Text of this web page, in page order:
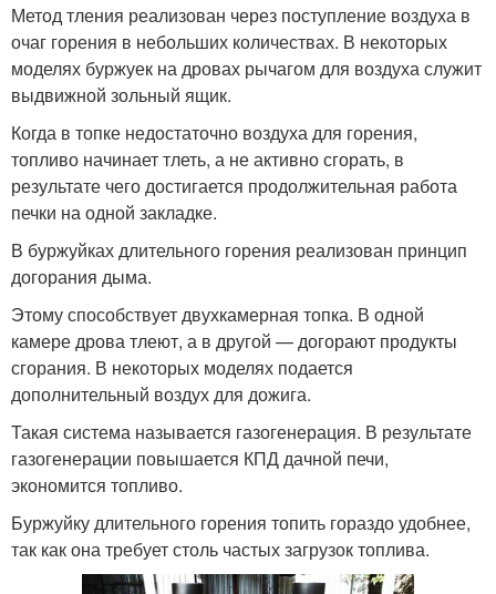
Метод тления реализован через поступление воздуха в
очаг горения в небольших количествах. В некоторых
моделях буржуек на дровах рычагом для воздуха служит
выдвижной зольный ящик.
Когда в топке недостаточно воздуха для горения,
топливо начинает тлеть, а не активно сгорать, в
результате чего достигается продолжительная работа
печки на одной закладке.
В буржуйках длительного горения реализован принцип
догорания дыма.
Этому способствует двухкамерная топка. В одной
камере дрова тлеют, а в другой — догорают продукты
сгорания. В некоторых моделях подается
дополнительный воздух для дожига.
Такая система называется газогенерация. В результате
газогенерации повышается КПД дачной печи,
экономится топливо.
Буржуйку длительного горения топить гораздо удобнее,
так как она требует столь частых загрузок топлива.